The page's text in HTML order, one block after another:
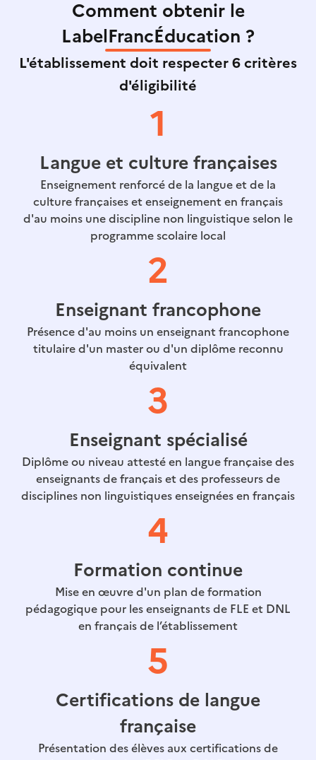
Comment obtenir le
LabelFrancÉducation ?
L'établissement doit respecter 6 critères
d'éligibilité
1
Langue et culture françaises
Enseignement renforcé de la langue et de la
culture françaises et enseignement en français
d'au moins une discipline non linguistique selon le
programme scolaire local
2
Enseignant francophone
Présence d'au moins un enseignant francophone
titulaire d'un master ou d'un diplôme reconnu
équivalent
3
Enseignant spécialisé
Diplôme ou niveau attesté en langue française des
enseignants de français et des professeurs de
disciplines non linguistiques enseignées en français
4
Formation continue
Mise en œuvre d'un plan de formation
pédagogique pour les enseignants de FLE et DNL
en français de l’établissement
5
Certifications de langue
française
Présentation des élèves aux certifications de